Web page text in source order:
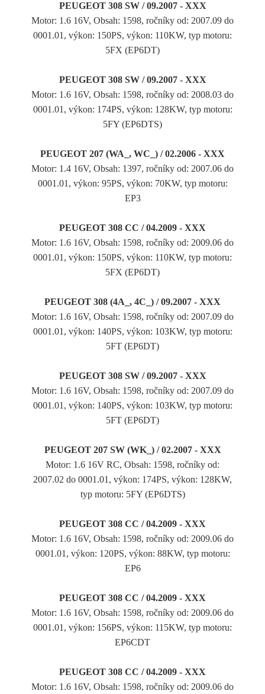
PEUGEOT 308 SW / 09.2007 - XXX
Motor: 1.6 16V, Obsah: 1598, ročníky od: 2007.09 do
0001.01, výkon: 150PS, výkon: 110KW, typ motoru:
5FX (EP6DT)
PEUGEOT 308 SW / 09.2007 - XXX
Motor: 1.6 16V, Obsah: 1598, ročníky od: 2008.03 do
0001.01, výkon: 174PS, výkon: 128KW, typ motoru:
5FY (EP6DTS)
PEUGEOT 207 (WA_, WC_) / 02.2006 - XXX
Motor: 1.4 16V, Obsah: 1397, ročníky od: 2007.06 do
0001.01, výkon: 95PS, výkon: 70KW, typ motoru:
EP3
PEUGEOT 308 CC / 04.2009 - XXX
Motor: 1.6 16V, Obsah: 1598, ročníky od: 2009.06 do
0001.01, výkon: 150PS, výkon: 110KW, typ motoru:
5FX (EP6DT)
PEUGEOT 308 (4A_, 4C_) / 09.2007 - XXX
Motor: 1.6 16V, Obsah: 1598, ročníky od: 2007.09 do
0001.01, výkon: 140PS, výkon: 103KW, typ motoru:
5FT (EP6DT)
PEUGEOT 308 SW / 09.2007 - XXX
Motor: 1.6 16V, Obsah: 1598, ročníky od: 2007.09 do
0001.01, výkon: 140PS, výkon: 103KW, typ motoru:
5FT (EP6DT)
PEUGEOT 207 SW (WK_) / 02.2007 - XXX
Motor: 1.6 16V RC, Obsah: 1598, ročníky od:
2007.02 do 0001.01, výkon: 174PS, výkon: 128KW,
typ motoru: 5FY (EP6DTS)
PEUGEOT 308 CC / 04.2009 - XXX
Motor: 1.6 16V, Obsah: 1598, ročníky od: 2009.06 do
0001.01, výkon: 120PS, výkon: 88KW, typ motoru:
EP6
PEUGEOT 308 CC / 04.2009 - XXX
Motor: 1.6 16V, Obsah: 1598, ročníky od: 2009.06 do
0001.01, výkon: 156PS, výkon: 115KW, typ motoru:
EP6CDT
PEUGEOT 308 CC / 04.2009 - XXX
Motor: 1.6 16V, Obsah: 1598, ročníky od: 2009.06 do